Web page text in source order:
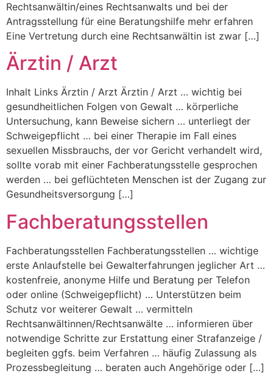
Rechtsanwältin/eines Rechtsanwalts und bei der
Antragsstellung für eine Beratungshilfe mehr erfahren
Eine Vertretung durch eine Rechtsanwältin ist zwar […]
Ärztin / Arzt
Inhalt Links Ärztin / Arzt Ärztin / Arzt … wichtig bei
gesundheitlichen Folgen von Gewalt … körperliche
Untersuchung, kann Beweise sichern … unterliegt der
Schweigepflicht … bei einer Therapie im Fall eines
sexuellen Missbrauchs, der vor Gericht verhandelt wird,
sollte vorab mit einer Fachberatungsstelle gesprochen
werden … bei geflüchteten Menschen ist der Zugang zur
Gesundheitsversorgung […]
Fachberatungsstellen
Fachberatungsstellen Fachberatungsstellen … wichtige
erste Anlaufstelle bei Gewalterfahrungen jeglicher Art …
kostenfreie, anonyme Hilfe und Beratung per Telefon
oder online (Schweigepflicht) … Unterstützen beim
Schutz vor weiterer Gewalt … vermitteln
Rechtsanwältinnen/Rechtsanwälte … informieren über
notwendige Schritte zur Erstattung einer Strafanzeige /
begleiten ggfs. beim Verfahren … häufig Zulassung als
Prozessbegleitung … beraten auch Angehörige oder […]